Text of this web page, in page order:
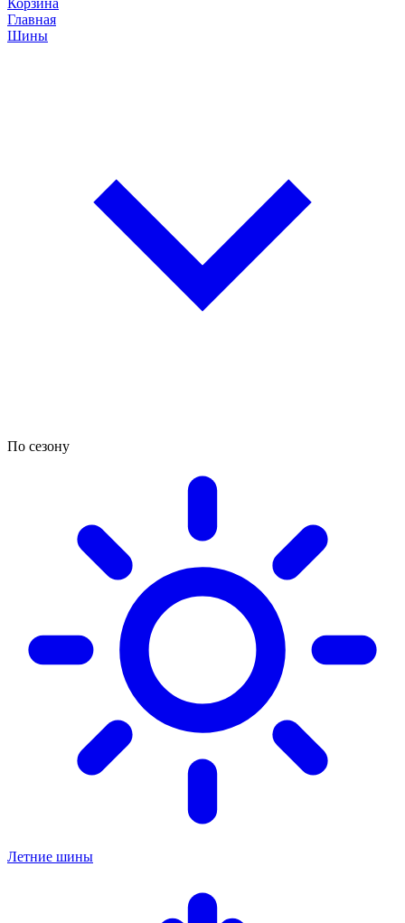
Корзина
Главная
Шины
По сезону
Летние шины